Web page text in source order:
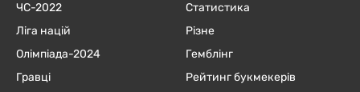
ЧC-2022
Ліга націй
Олімпіада-2024
Гравці
Статистика
Різне
Гемблінг
Рейтинг букмекерів